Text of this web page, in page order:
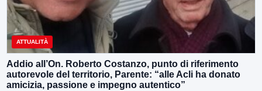
ATTUALITÀ
Addio all’On. Roberto Costanzo, punto di riferimento
autorevole del territorio, Parente: “alle Acli ha donato
amicizia, passione e impegno autentico”